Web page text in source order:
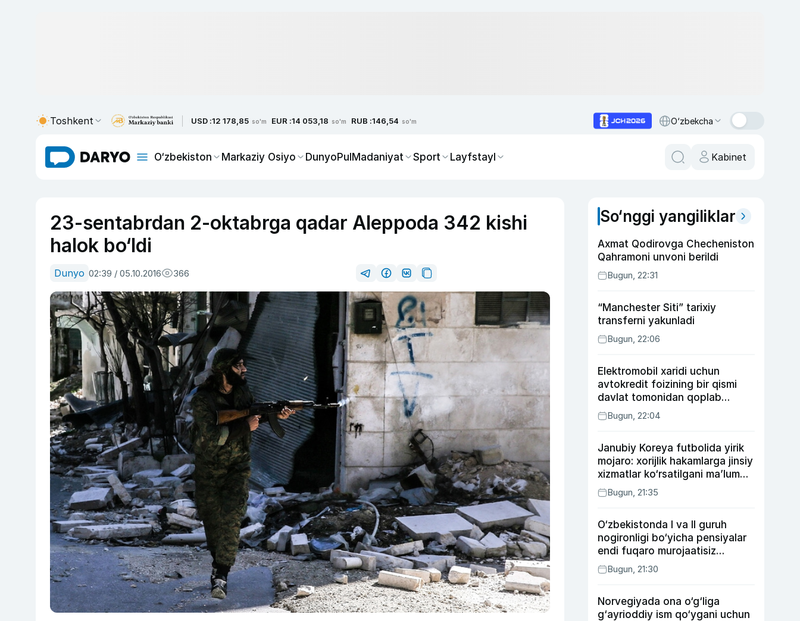
Toshkent USD :12 178,85 so'm EUR :14 053,18 so'm RUB :146,54 so'm O‘zbekcha
O‘zbekiston Markaziy Osiyo DunyoPulMadaniyat Sport Layfstayl Kabinet
23-sentabrdan 2-oktabrga qadar Aleppoda 342 kishi
halok bo‘ldi
Dunyo 02:39 / 05.10.2016 366
So‘nggi yangiliklar
Axmat Qodirovga Checheniston
Qahramoni unvoni berildi
Bugun, 22:31
“Manchester Siti” tarixiy
transferni yakunladi
Bugun, 22:06
Elektromobil xaridi uchun
avtokredit foizining bir qismi
davlat tomonidan qoplab
berilishi mumkin
Bugun, 22:04
Janubiy Koreya futbolida yirik
mojaro: xorijlik hakamlarga jinsiy
xizmatlar ko‘rsatilgani ma’lum
qilindi
Bugun, 21:35
O‘zbekistonda I va II guruh
nogironligi bo‘yicha pensiyalar
endi fuqaro murojaatisiz
tayinlanishi mumkin
Bugun, 21:30
Norvegiyada ona o‘g‘liga
g‘ayrioddiy ism qo‘ygani uchun